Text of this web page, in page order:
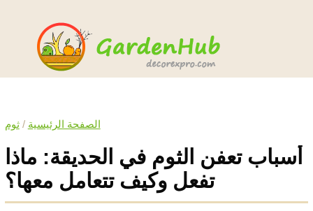
الصفحة الرئيسية /ثوم
أسباب تعفن الثوم في الحديقة: ماذا
تفعل وكيف تتعامل معها؟